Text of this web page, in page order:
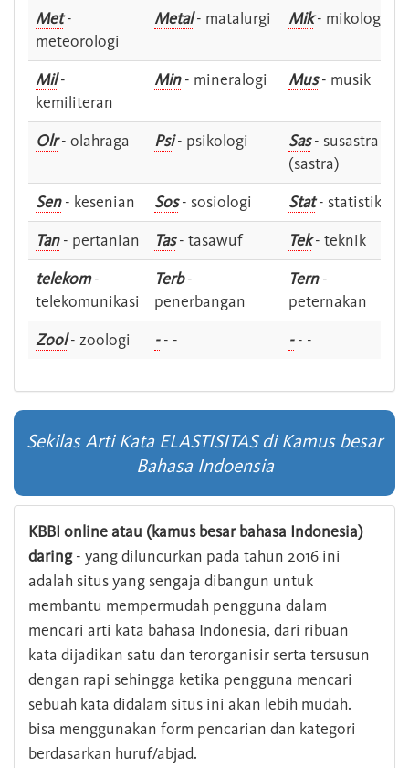
Met-
meteorologi
Metal- matalurgi Mik- mikologi
Mil-
kemiliteran
Min- mineralogi Mus- musik
Olr- olahraga Psi- psikologi Sas- susastra -
(sastra)
Sen- kesenian Sos- sosiologi Stat- statistik
Tan- pertanian Tas- tasawuf Tek- teknik
telekom-
telekomunikasi
Terb-
penerbangan
Tern-
peternakan
Zool- zoologi -- - -- -
Sekilas Arti Kata ELASTISITAS di Kamus besar
Bahasa Indoensia
KBBI online atau (kamus besar bahasa Indonesia)
daring- yang diluncurkan pada tahun 2016 ini
adalah situs yang sengaja dibangun untuk
membantu mempermudah pengguna dalam
mencari arti kata bahasa Indonesia, dari ribuan
kata dijadikan satu dan terorganisir serta tersusun
dengan rapi sehingga ketika pengguna mencari
sebuah kata didalam situs ini akan lebih mudah.
bisa menggunakan form pencarian dan kategori
berdasarkan huruf/abjad.